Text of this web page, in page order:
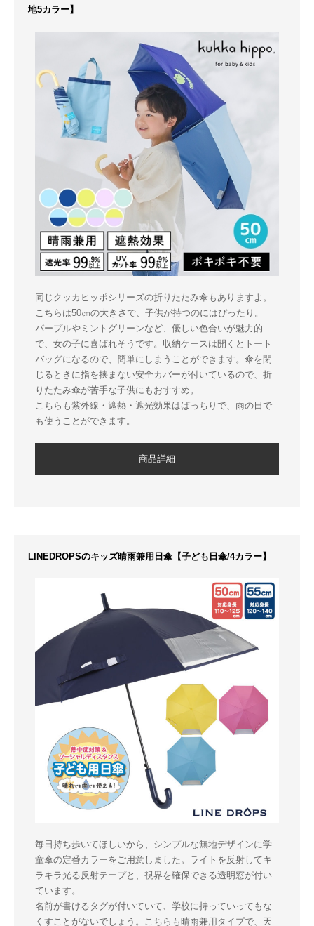
地5カラー】
同じクッカヒッポシリーズの折りたたみ傘もありますよ。
こちらは50㎝の大きさで、子供が持つのにはぴったり。
パープルやミントグリーンなど、優しい色合いが魅力的
で、女の子に喜ばれそうです。収納ケースは開くとトート
バッグになるので、簡単にしまうことができます。傘を閉
じるときに指を挟まない安全カバーが付いているので、折
りたたみ傘が苦手な子供にもおすすめ。
こちらも紫外線・遮熱・遮光効果はばっちりで、雨の日で
も使うことができます。
商品詳細
LINEDROPSのキッズ晴雨兼用日傘【子ども日傘/4カラー】
毎日持ち歩いてほしいから、シンプルな無地デザインに学
童傘の定番カラーをご用意しました。ライトを反射してキ
ラキラ光る反射テープと、視界を確保できる透明窓が付い
ています。
名前が書けるタグが付いていて、学校に持っていってもな
くすことがないでしょう。こちらも晴雨兼用タイプで、天